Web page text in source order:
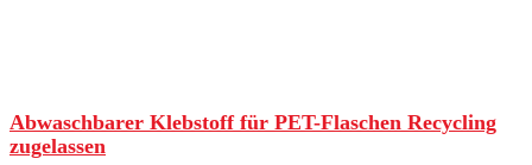
Abwaschbarer Klebstoff für PET-Flaschen Recycling
zugelassen